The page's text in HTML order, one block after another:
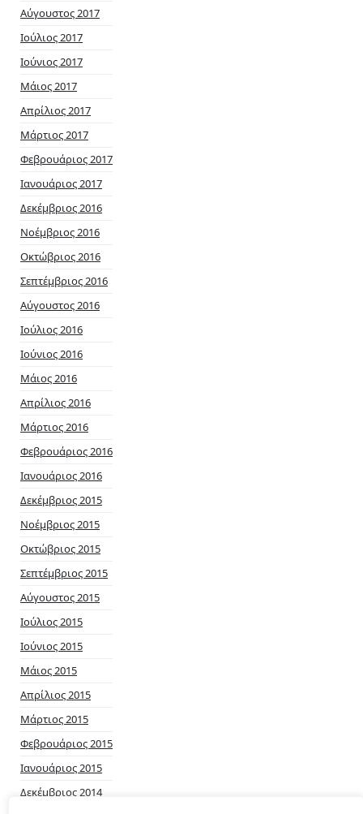
Αύγουστος 2017
Ιούλιος 2017
Ιούνιος 2017
Μάιος 2017
Απρίλιος 2017
Μάρτιος 2017
Φεβρουάριος 2017
Ιανουάριος 2017
Δεκέμβριος 2016
Νοέμβριος 2016
Οκτώβριος 2016
Σεπτέμβριος 2016
Αύγουστος 2016
Ιούλιος 2016
Ιούνιος 2016
Μάιος 2016
Απρίλιος 2016
Μάρτιος 2016
Φεβρουάριος 2016
Ιανουάριος 2016
Δεκέμβριος 2015
Νοέμβριος 2015
Οκτώβριος 2015
Σεπτέμβριος 2015
Αύγουστος 2015
Ιούλιος 2015
Ιούνιος 2015
Μάιος 2015
Απρίλιος 2015
Μάρτιος 2015
Φεβρουάριος 2015
Ιανουάριος 2015
Δεκέμβριος 2014